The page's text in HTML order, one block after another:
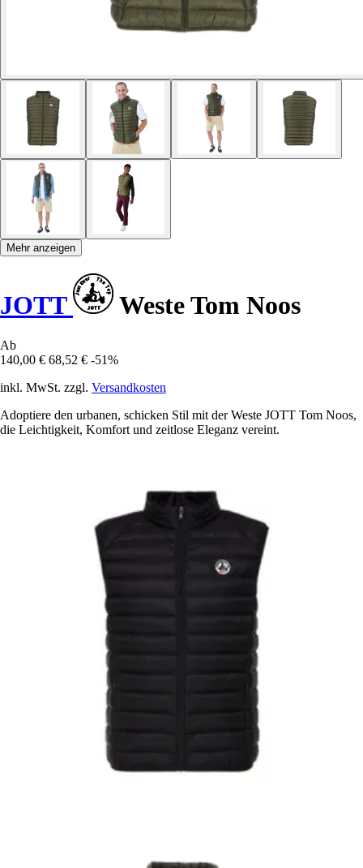
Mehr anzeigen
JOTT Weste Tom Noos
Ab
140,00 € 68,52 € -51%
inkl. MwSt. zzgl. Versandkosten
Adoptiere den urbanen, schicken Stil mit der Weste JOTT Tom Noos,
die Leichtigkeit, Komfort und zeitlose Eleganz vereint.